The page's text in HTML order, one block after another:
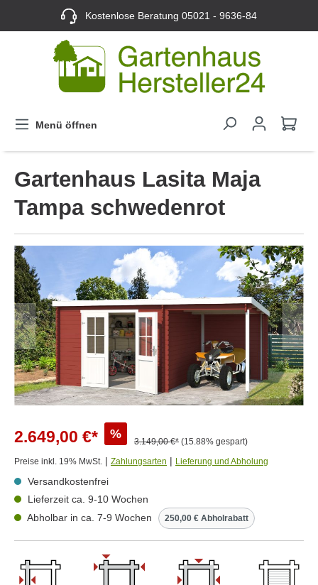
Kostenlose Beratung05021 - 9636-84
Menü öffnen
Gartenhaus Lasita Maja
Tampa schwedenrot
2.649,00 €* %
3.149,00 €* (15.88% gespart)
Preise inkl. 19% MwSt. | Zahlungsarten | Lieferung und Abholung
Versandkostenfrei
Lieferzeit ca. 9-10 Wochen
Abholbar in ca. 7-9 Wochen
250,00 € Abholrabatt